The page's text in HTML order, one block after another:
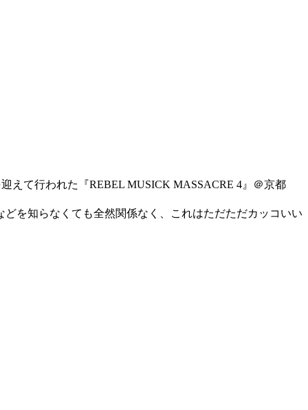
迎えて行われた『REBEL MUSICK MASSACRE 4』＠京都
を知らなくても全然関係なく、これはただただカッコいい